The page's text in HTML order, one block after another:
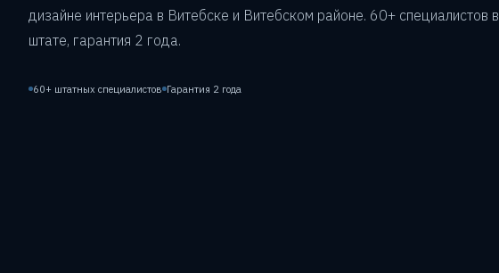
дизайне интерьера в Витебске и Витебском районе. 60+ специалистов в
штате, гарантия 2 года.
60+ штатных специалистов Гарантия 2 года